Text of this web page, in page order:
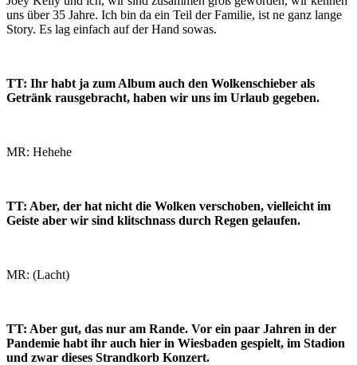
uns über 35 Jahre. Ich bin da ein Teil der Familie, ist ne ganz lange
Story. Es lag einfach auf der Hand sowas.
TT: Ihr habt ja zum Album auch den Wolkenschieber als
Getränk rausgebracht, haben wir uns im Urlaub gegeben.
MR: Hehehe
TT: Aber, der hat nicht die Wolken verschoben, vielleicht im
Geiste aber wir sind klitschnass durch Regen gelaufen.
MR: (Lacht)
TT: Aber gut, das nur am Rande. Vor ein paar Jahren in der
Pandemie habt ihr auch hier in Wiesbaden gespielt, im Stadion
und zwar dieses Strandkorb Konzert.